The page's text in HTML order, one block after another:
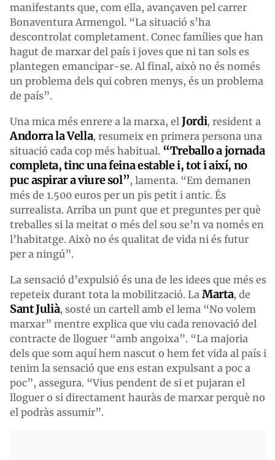
manifestants que, com ella, avançaven pel carrer
Bonaventura Armengol. “La situació s’ha
descontrolat completament. Conec famílies que han
hagut de marxar del país i joves que ni tan sols es
plantegen emancipar-se. Al final, això no és només
un problema dels qui cobren menys, és un problema
de país”.
Una mica més enrere a la marxa, el Jordi, resident a
Andorra la Vella, resumeix en primera persona una
situació cada cop més habitual. “Treballo a jornada
completa, tinc una feina estable i, tot i així, no
puc aspirar a viure sol”, lamenta. “Em demanen
més de 1.500 euros per un pis petit i antic. És
surrealista. Arriba un punt que et preguntes per què
treballes si la meitat o més del sou se’n va només en
l’habitatge. Això no és qualitat de vida ni és futur
per a ningú”.
La sensació d’expulsió és una de les idees que més es
repeteix durant tota la mobilització. La Marta, de
Sant Julià, sosté un cartell amb el lema “No volem
marxar” mentre explica que viu cada renovació del
contracte de lloguer “amb angoixa”. “La majoria
dels que som aquí hem nascut o hem fet vida al país i
tenim la sensació que ens estan expulsant a poc a
poc”, assegura. “Vius pendent de si et pujaran el
lloguer o si directament hauràs de marxar perquè no
el podràs assumir”.